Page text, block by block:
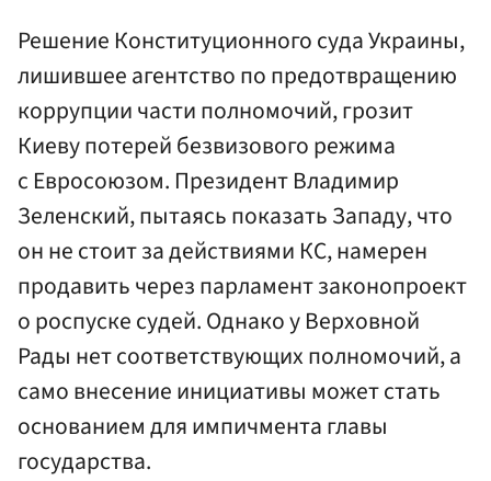
Решение Конституционного суда Украины,
лишившее агентство по предотвращению
коррупции части полномочий, грозит
Киеву потерей безвизового режима
с Евросоюзом. Президент Владимир
Зеленский, пытаясь показать Западу, что
он не стоит за действиями КС, намерен
продавить через парламент законопроект
о роспуске судей. Однако у Верховной
Рады нет соответствующих полномочий, а
само внесение инициативы может стать
основанием для импичмента главы
государства.